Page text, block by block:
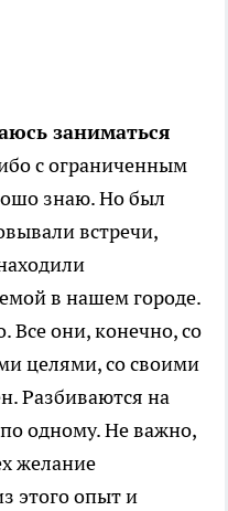
заниматься
с ограниченным
знаю. Но был
встречи,
в нашем городе.
Все они, конечно, со
целями, со своими
Разбиваются на
одному. Не важно,
желание
этого опыт и